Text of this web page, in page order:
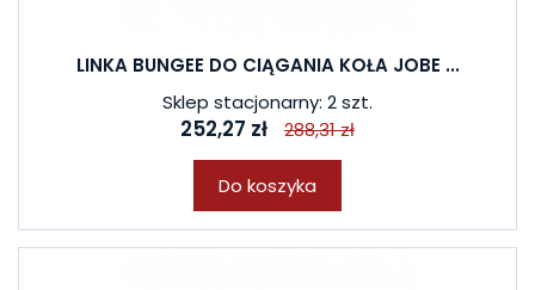
LINKA BUNGEE DO CIĄGANIA KOŁA JOBE ...
Sklep stacjonarny: 2 szt.
252,27 zł 288,31 zł
Do koszyka